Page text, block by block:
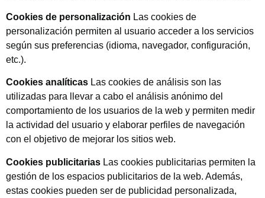
Cookies de personalización Las cookies de
personalización permiten al usuario acceder a los servicios
según sus preferencias (idioma, navegador, configuración,
etc.).
Cookies analíticas Las cookies de análisis son las
utilizadas para llevar a cabo el análisis anónimo del
comportamiento de los usuarios de la web y permiten medir
la actividad del usuario y elaborar perfiles de navegación
con el objetivo de mejorar los sitios web.
Cookies publicitarias Las cookies publicitarias permiten la
gestión de los espacios publicitarios de la web. Además,
estas cookies pueden ser de publicidad personalizada,